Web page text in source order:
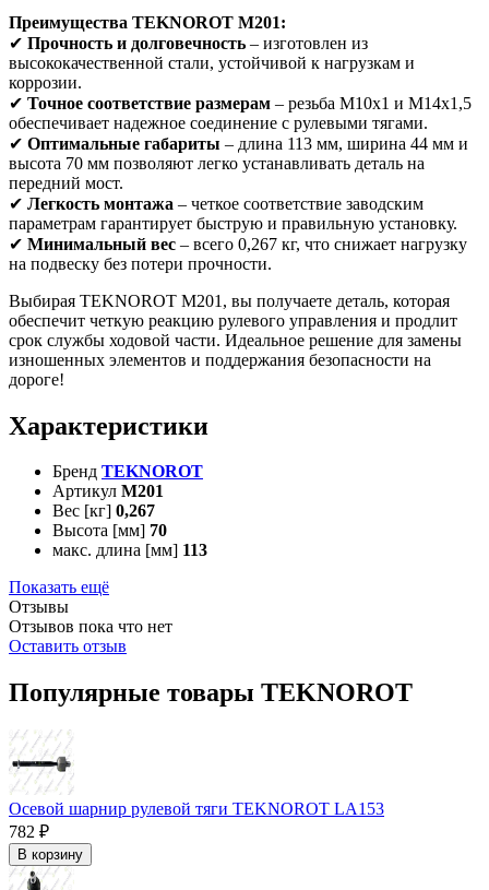
Преимущества TEKNOROT M201:
✔ Прочность и долговечность – изготовлен из
высококачественной стали, устойчивой к нагрузкам и
коррозии.
✔ Точное соответствие размерам – резьба M10x1 и M14x1,5
обеспечивает надежное соединение с рулевыми тягами.
✔ Оптимальные габариты – длина 113 мм, ширина 44 мм и
высота 70 мм позволяют легко устанавливать деталь на
передний мост.
✔ Легкость монтажа – четкое соответствие заводским
параметрам гарантирует быструю и правильную установку.
✔ Минимальный вес – всего 0,267 кг, что снижает нагрузку
на подвеску без потери прочности.
Выбирая TEKNOROT M201, вы получаете деталь, которая
обеспечит четкую реакцию рулевого управления и продлит
срок службы ходовой части. Идеальное решение для замены
изношенных элементов и поддержания безопасности на
дороге!
Характеристики
Бренд TEKNOROT
Артикул M201
Вес [кг] 0,267
Высота [мм] 70
макс. длина [мм] 113
Показать ещё
Отзывы
Отзывов пока что нет
Оставить отзыв
Популярные товары TEKNOROT
Осевой шарнир рулевой тяги TEKNOROT LA153
782 ₽
В корзину